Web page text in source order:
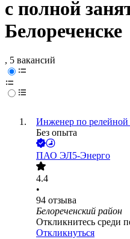
с полной
Белореченске
, 5 вакансий
Инженер по
Без опыта
ПАО ЭЛ5-Энерго
4.4
•
94 отзыва
Белореченский район
Откликнитесь среди
Откликнуться